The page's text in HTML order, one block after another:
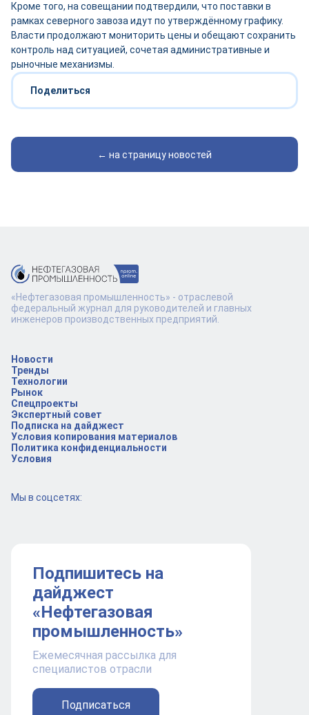
Кроме того, на совещании подтвердили, что поставки в
рамках северного завоза идут по утверждённому графику.
Власти продолжают мониторить цены и обещают сохранить
контроль над ситуацией, сочетая административные и
рыночные механизмы.
Поделиться
← на страницу новостей
Новости
Тренды
Технологии
Рынок
Спецпроекты
Экспертный совет
Подписка на дайджест
Условия копирования материалов
Политика конфиденциальности
Условия
Мы в соцсетях:
Подпишитесь на
дайджест
«Нефтегазовая
промышленность»
Ежемесячная рассылка для
специалистов отрасли
Подписаться
«Нефтегазовая промышленность» - отраслевой
федеральный журнал для руководителей и главных
инженеров производственных предприятий.